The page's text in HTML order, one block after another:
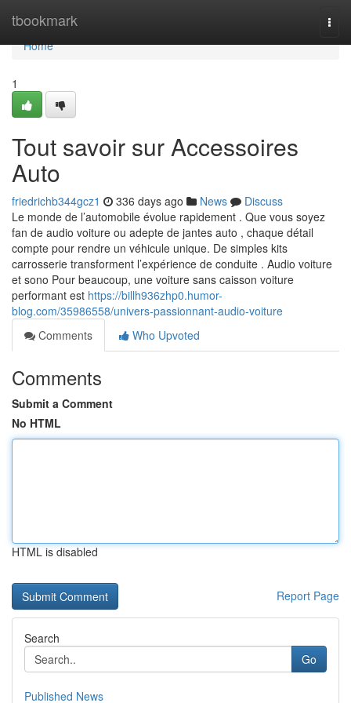
tbookmark
Home
Home
1
Tout savoir sur Accessoires
Auto
friedrichb344gcz1 336 days ago News
Discuss
Le monde de l’automobile évolue rapidement . Que vous soyez
fan de audio voiture ou adepte de jantes auto , chaque détail
compte pour rendre un véhicule unique. De simples kits
carrosserie transforment l’expérience de conduite . Audio voiture
et sono Pour beaucoup, une voiture sans caisson voiture
performant est https://billh936zhp0.humor-
blog.com/35986558/univers-passionnant-audio-voiture
Comments
Who Upvoted
Comments
Submit a Comment
No HTML
HTML is disabled
Report Page
Search
Go
Published News